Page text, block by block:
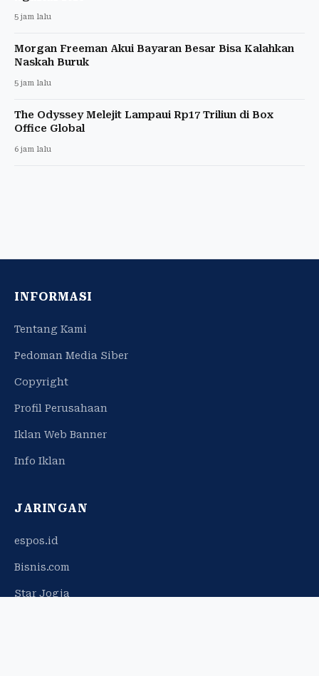
5 jam lalu
Morgan Freeman Akui Bayaran Besar Bisa Kalahkan
Naskah Buruk
5 jam lalu
The Odyssey Melejit Lampaui Rp17 Triliun di Box
Office Global
6 jam lalu
INFORMASI
Tentang Kami
Pedoman Media Siber
Copyright
Profil Perusahaan
Iklan Web Banner
Info Iklan
JARINGAN
espos.id
Bisnis.com
Star Jogja